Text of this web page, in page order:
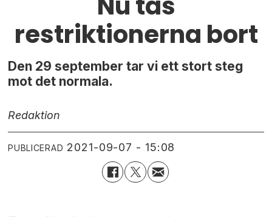
restriktionerna bort
Den 29 september tar vi ett stort steg
mot det normala.
Redaktion
PUBLICERAD 2021-09-07 - 15:08